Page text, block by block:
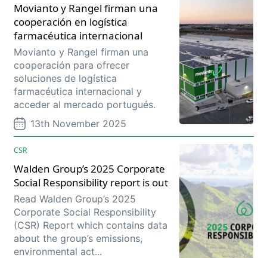
Movianto y Rangel firman una
cooperación en logística
farmacéutica internacional
Movianto y Rangel firman una
cooperación para ofrecer
soluciones de logística
farmacéutica internacional y
acceder al mercado portugués.
13th November 2025
CSR
Walden Group’s 2025 Corporate
Social Responsibility report is out
Read Walden Group’s 2025
Corporate Social Responsibility
(CSR) Report which contains data
about the group’s emissions,
environmental act...